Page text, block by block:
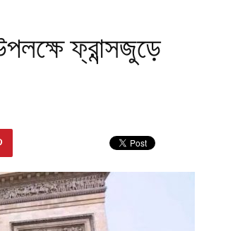
ফ্রান্সজুড়ে